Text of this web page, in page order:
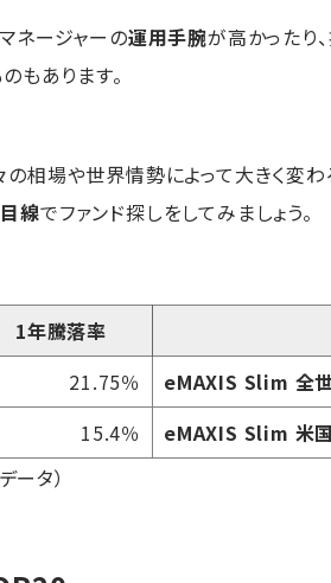
ネージャーの運用手腕が高かったり
もあります。
の相場や世界情勢によって大きく変
線でファンド探しをしてみましょう。
1年騰落率
21.75％
eMAXIS Slim 全世
15.4％
eMAXIS Slim 米国
タ）